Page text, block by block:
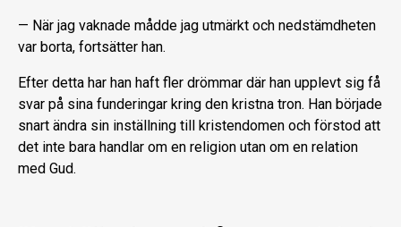
— När jag vaknade mådde jag utmärkt och nedstämdheten
var borta, fortsätter han.
Efter detta har han haft fler drömmar där han upplevt sig få
svar på sina funderingar kring den kristna tron. Han började
snart ändra sin inställning till kristendomen och förstod att
det inte bara handlar om en religion utan om en relation
med Gud.